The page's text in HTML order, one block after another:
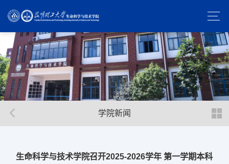
学院新闻
生命科学与技术学院召开2025-2026学年 第一学期本科